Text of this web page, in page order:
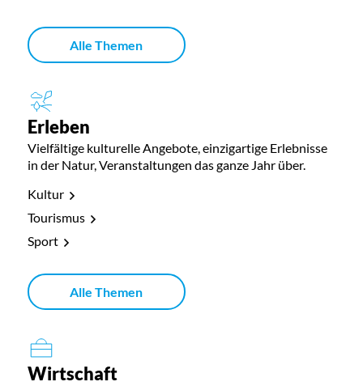
Alle Themen
Erleben
Vielfältige kulturelle Angebote, einzigartige Erlebnisse
in der Natur, Veranstaltungen das ganze Jahr über.
Kultur
Tourismus
Sport
Alle Themen
Wirtschaft